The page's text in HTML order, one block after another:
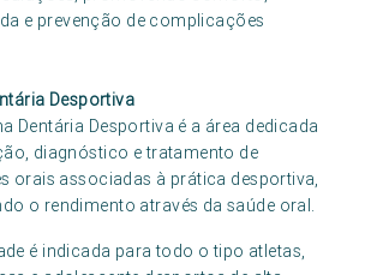
e prevenção de complicações
Desportiva
Dentária Desportiva é a área dedicada
diagnóstico e tratamento de
orais associadas à prática desportiva,
o rendimento através da saúde oral.
é indicada para todo o tipo atletas,